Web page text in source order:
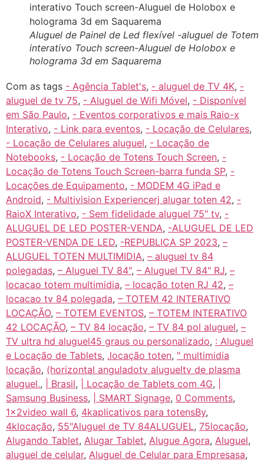
Aluguel de Painel de Led flexível -aluguel de Totem
interativo Touch screen-Aluguel de Holobox e
holograma 3d em Saquarema
Com as tags - Agência Tablet's, - aluguel de TV 4K, -
aluguel de tv 75, - Aluguel de Wifi Móvel, - Disponível
em São Paulo, - Eventos corporativos e mais Raio-x
Interativo, - Link para eventos, - Locação de Celulares,
- Locação de Celulares aluguel, - Locação de
Notebooks, - Locação de Totens Touch Screen, -
Locação de Totens Touch Screen-barra funda SP, -
Locações de Equipamento, - MODEM 4G iPad e
Android, - Multivision Experiencerj alugar toten 42, -
RaioX Interativo, - Sem fidelidade aluguel 75" tv, -
ALUGUEL DE LED POSTER-VENDA, -ALUGUEL DE LED
POSTER-VENDA DE LED, -REPUBLICA SP 2023, –
ALUGUEL TOTEN MULTIMIDIA, – aluguel tv 84
polegadas, – Aluguel TV 84", – Aluguel TV 84" RJ, –
locacao totem multimidia, – locação toten RJ 42, –
locacao tv 84 polegada, – TOTEM 42 INTERATIVO
LOCAÇÃO, – TOTEM EVENTOS, – TOTEM INTERATIVO
42 LOCAÇÃO, – TV 84 locação, – TV 84 pol aluguel, –
TV ultra hd aluguel45 graus ou personalizado, : Aluguel
e Locação de Tablets, .locação toten, " multimidia
locação, (horizontal anguladotv alugueltv de plasma
aluguel., | Brasil, | Locação de Tablets com 4G,
Samsung Business, | SMART Signage, 0 Comments,
1x2video wall 6, 4kaplicativos para totensBy,
4klocação, 55"Aluguel de TV 84ALUGUEL, 75locação,
Alugando Tablet, Alugar Tablet, Alugue Agora, Aluguel,
aluguel de celular, Aluguel de Celular para Empresasa,